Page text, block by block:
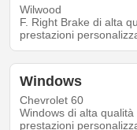
Wilwood
F. Right Brake di alta
prestazioni
Windows
Chevrolet 60
Windows di alta
prestazioni